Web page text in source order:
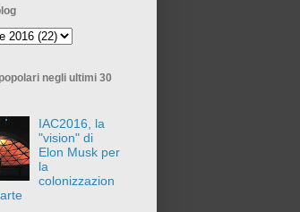
negli ultimi 30
IAC2016, la
"vision" di
Elon Musk per
la
colonizzazion